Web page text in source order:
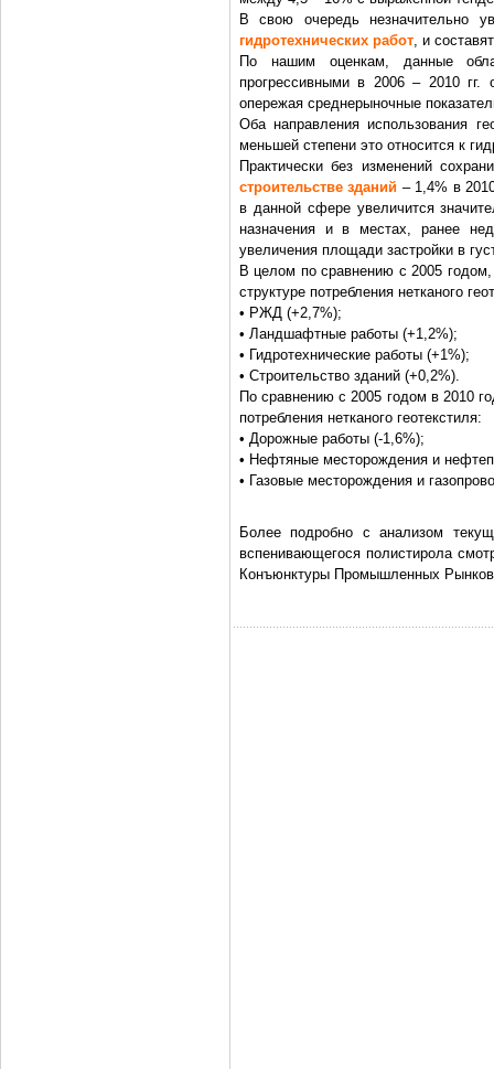
В свою очередь незначительно
гидротехнических работ, и
По нашим оценкам, данные
прогрессивными в 2006 – 2010 гг.
опережая среднерыночные
Оба направления использования
меньшей степени это относится к
Практически без изменений
строительстве зданий – 1,4% в
в данной сфере увеличится
назначения и в местах, ранее
увеличения площади застройки в
В целом по сравнению с 2005
структуре потребления нетканого
• РЖД (+2,7%);
• Ландшафтные работы (+1,2%);
• Гидротехнические работы (+1%);
• Строительство зданий (+0,2%).
По сравнению с 2005 годом в 2010
потребления нетканого геотекстиля:
• Дорожные работы (-1,6%);
• Нефтяные месторождения и
• Газовые месторождения и
Более подробно с анализом
вспенивающегося полистирола
Конъюнктуры Промышленных